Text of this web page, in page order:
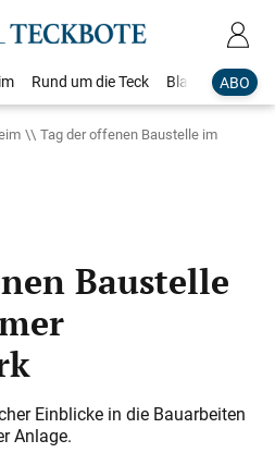
ABO
Rund um die Teck Blaulicht
Tag der offenen Baustelle im
Baustelle
Einblicke in die Bauarbeiten
Anlage.